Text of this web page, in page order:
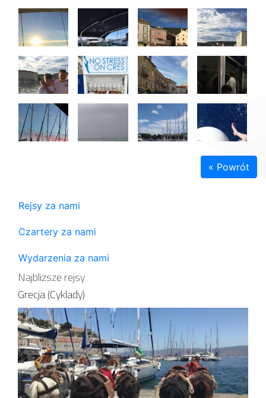
« Powrót
Rejsy za nami
Czartery za nami
Wydarzenia za nami
Najbliższe rejsy
Grecja (Cyklady)